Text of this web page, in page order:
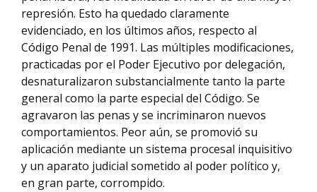
represión. Esto ha quedado claramente
evidenciado, en los últimos años, respecto al
Código Penal de 1991. Las múltiples modificaciones,
practicadas por el Poder Ejecutivo por delegación,
desnaturalizaron substancialmente tanto la parte
general como la parte especial del Código. Se
agravaron las penas y se incriminaron nuevos
comportamientos. Peor aún, se promovió su
aplicación mediante un sistema procesal inquisitivo
y un aparato judicial sometido al poder político y,
en gran parte, corrompido.